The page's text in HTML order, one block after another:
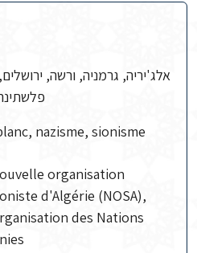
אלג'יריה, גרמניה, ורשה, ירושלים,
nazisme, sionisme
organisation
d'Algérie (NOSA),
des Nations